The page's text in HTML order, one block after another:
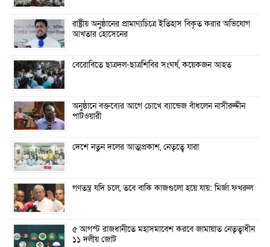
রাষ্ট্রীয় অনুষ্ঠানের প্রামাণ্যচিত্রে ইতিহাস বিকৃত করার অভিযোগ
আখতার হোসেনের
বেরোবিতে ছাত্রদল-ছাত্রশিবির সংঘর্ষ, কয়েকজন আহত
অনুষ্ঠানে বক্তব্যের আগে চোখে ব্যান্ডেজ বাঁধলেন নাসীরুদ্দীন
পাটওয়ারী
দেশে নতুন দলের আত্মপ্রকাশ, নেতৃত্বে যারা
গণতন্ত্র যদি চলে, তবে বাকি কাজগুলো হয়ে যায়: মির্জা ফখরুল
৫ আগস্ট রাজধানীতে মহাসমাবেশ করবে জামায়াত নেতৃত্বাধীন
১১ দলীয় জোট